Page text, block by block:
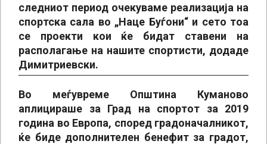
следниот период очекуваме реализација на
спортска сала во „Наце Буѓони“ и сето тоа
се проекти кои ќе бидат ставени на
располагање на нашите спортисти, додаде
Димитриевски.
Во меѓувреме Општина Куманово
аплицираше за Град на спортот за 2019
година во Европа, според градоначалникот,
ќе биде дополнителен бенефит за градот,